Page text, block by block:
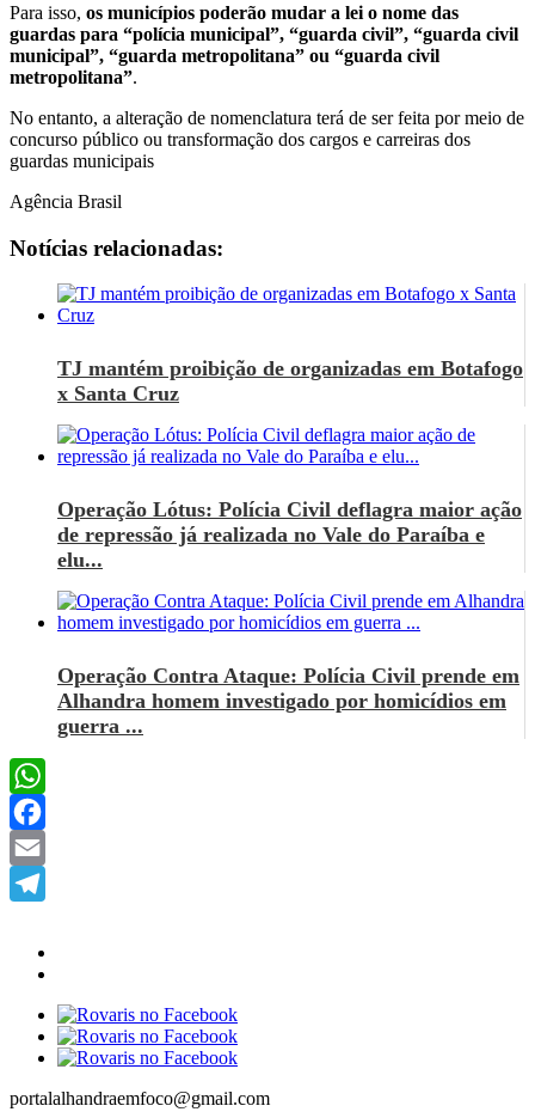
Para isso, os municípios poderão mudar a lei o nome das
guardas para “polícia municipal”, “guarda civil”, “guarda civil
municipal”, “guarda metropolitana” ou “guarda civil
metropolitana”.
No entanto, a alteração de nomenclatura terá de ser feita por meio de
concurso público ou transformação dos cargos e carreiras dos
guardas municipais
Agência Brasil
Notícias relacionadas:
TJ mantém proibição de organizadas em Botafogo
x Santa Cruz
Operação Lótus: Polícia Civil deflagra maior ação
de repressão já realizada no Vale do Paraíba e
elu...
Operação Contra Ataque: Polícia Civil prende em
Alhandra homem investigado por homicídios em
guerra ...
WhatsApp
Facebook
Email
portalalhandraemfoco@gmail.com